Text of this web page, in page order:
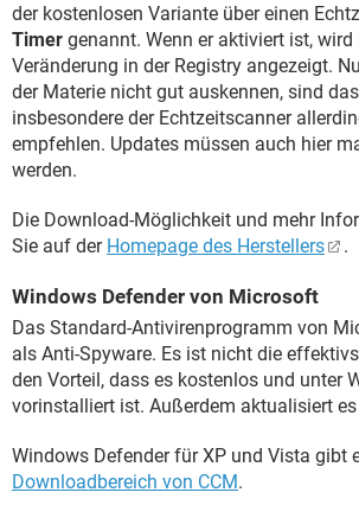
der kostenlosen Variante über einen
Timer genannt. Wenn er aktiviert ist, wird
Veränderung in der Registry angezeigt.
der Materie nicht gut auskennen, sind
insbesondere der Echtzeitscanner
empfehlen. Updates müssen auch hier
werden.
Die Download-Möglichkeit und mehr
Sie auf der Homepage des Herstellers .
Windows Defender von Microsoft
Das Standard-Antivirenprogramm von
als Anti-Spyware. Es ist nicht die
den Vorteil, dass es kostenlos und unter
vorinstalliert ist. Außerdem aktualisiert
Windows Defender für XP und Vista gibt
Downloadbereich von CCM.